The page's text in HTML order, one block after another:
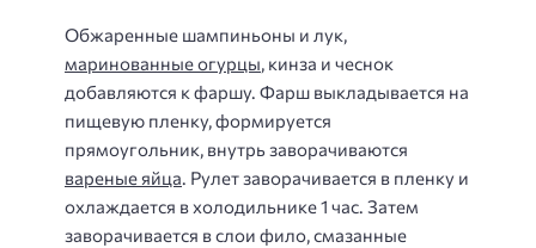
Обжаренные шампиньоны и лук,
маринованные огурцы, кинза и чеснок
добавляются к фаршу. Фарш выкладывается на
пищевую пленку, формируется
прямоугольник, внутрь заворачиваются
вареные яйца. Рулет заворачивается в пленку и
охлаждается в холодильнике 1 час. Затем
заворачивается в слои фило, смазанные